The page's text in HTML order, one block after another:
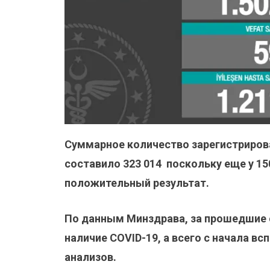
Суммарное количество
составило 323 014 поскольку еще у
положительный результат.
По данным Минздрава, за прошедшие
наличие COVID-19, а всего с начала
анализов.